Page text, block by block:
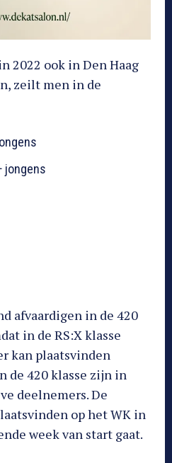
2022 ook in Den Haag
zeilt men in de
jongens
afvaardigen in de 420
in de RS:X klasse
kan plaatsvinden
de 420 klasse zijn in
deelnemers. De
op het WK in
week van start gaat.